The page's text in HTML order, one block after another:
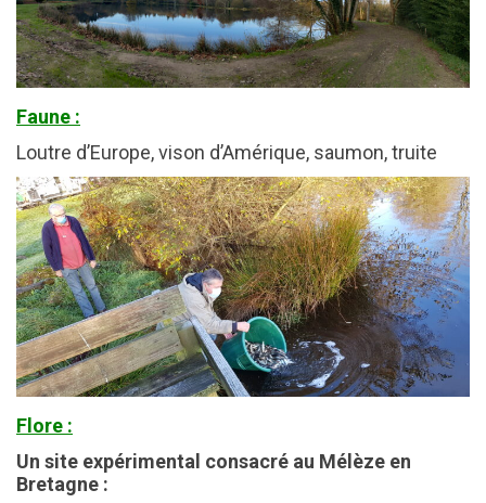
Faune :
Loutre d’Europe, vison d’Amérique, saumon, truite
Flore :
Un site expérimental consacré au Mélèze en
Bretagne :